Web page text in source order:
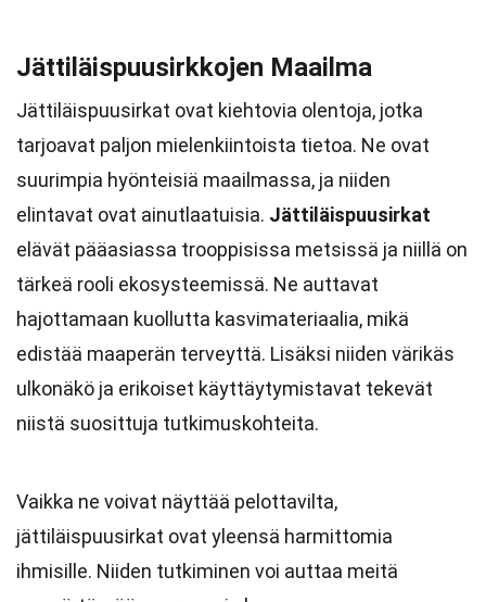
Jättiläispuusirkkojen Maailma
Jättiläispuusirkat ovat kiehtovia olentoja, jotka
tarjoavat paljon mielenkiintoista tietoa. Ne ovat
suurimpia hyönteisiä maailmassa, ja niiden
elintavat ovat ainutlaatuisia. Jättiläispuusirkat
elävät pääasiassa trooppisissa metsissä ja niillä on
tärkeä rooli ekosysteemissä. Ne auttavat
hajottamaan kuollutta kasvimateriaalia, mikä
edistää maaperän terveyttä. Lisäksi niiden värikäs
ulkonäkö ja erikoiset käyttäytymistavat tekevät
niistä suosittuja tutkimuskohteita.
Vaikka ne voivat näyttää pelottavilta,
jättiläispuusirkat ovat yleensä harmittomia
ihmisille. Niiden tutkiminen voi auttaa meitä